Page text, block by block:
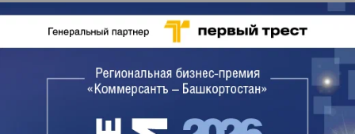
«Башнефть» также сообщила, что на собрании
акционеров будет рассмотрен вопрос об участии
производителей нефти и газа (OGP)
и Международной ассоциации представителей
нефтегазовой промышленности по охране